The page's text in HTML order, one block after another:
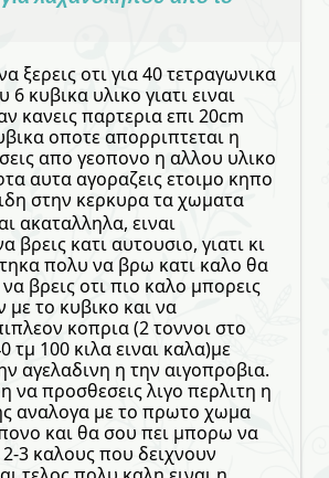
ξερεις οτι για 40 τετραγωνικα
6 κυβικα υλικο γιατι ειναι
κανεις παρτερια επι 20cm
οποτε απορριπτεται η
απο γεοπονο η αλλου υλικο
αυτα αγοραζεις ετοιμο κηπο
στην κερκυρα τα χωματα
ακαταλληλα, ειναι
βρεις κατι αυτουσιο, γιατι κι
πολυ να βρω κατι καλο θα
βρεις οτι πιο καλο μπορεις
το κυβικο και να
κοπρια (2 τοννοι στο
τμ 100 κιλα ειναι καλα)με
αγελαδινη η την αιγοπροβια.
να προσθεσεις λιγο περλιτη η
αναλογα με το πρωτο χωμα
και θα σου πει μπορω να
3 καλους που δειχνουν